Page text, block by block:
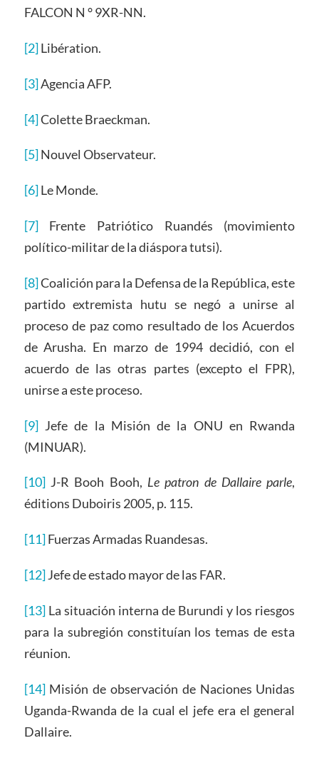
FALCON N ° 9XR-NN.
[2]Libération.
[3]Agencia AFP.
[4]Colette Braeckman.
[5]Nouvel Observateur.
[6]Le Monde.
[7]Frente Patriótico Ruandés (movimiento
político-militar de la diáspora tutsi).
[8]Coalición para la Defensa de la República, este
partido extremista hutu se negó a unirse al
proceso de paz como resultado de los Acuerdos
de Arusha. En marzo de 1994 decidió, con el
acuerdo de las otras partes (excepto el FPR),
unirse a este proceso.
[9]Jefe de la Misión de la ONU en Rwanda
(MINUAR).
[10]J-R Booh Booh, Le patron de Dallaire parle,
éditions Duboiris 2005, p. 115.
[11]Fuerzas Armadas Ruandesas.
[12]Jefe de estado mayor de las FAR.
[13]La situación interna de Burundi y los riesgos
para la subregión constituían los temas de esta
réunion.
[14]Misión de observación de Naciones Unidas
Uganda-Rwanda de la cual el jefe era el general
Dallaire.